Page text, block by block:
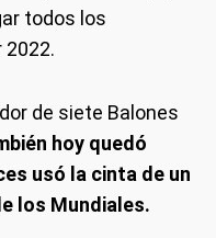
todos los
de siete Balones
hoy quedó
usó la cinta de un
los Mundiales.